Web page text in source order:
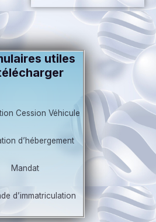
utiles
Cession Véhicule
d’hébergement
Mandat
d’immatriculation